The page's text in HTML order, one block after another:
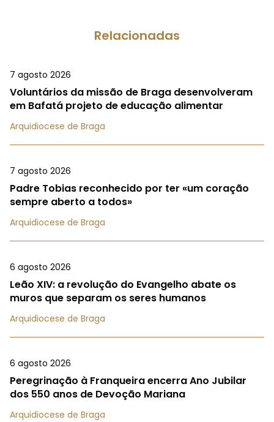
Relacionadas
7 agosto 2026
Voluntários da missão de Braga desenvolveram
em Bafatá projeto de educação alimentar
Arquidiocese de Braga
7 agosto 2026
Padre Tobias reconhecido por ter «um coração
sempre aberto a todos»
Arquidiocese de Braga
6 agosto 2026
Leão XIV: a revolução do Evangelho abate os
muros que separam os seres humanos
Arquidiocese de Braga
6 agosto 2026
Peregrinação à Franqueira encerra Ano Jubilar
dos 550 anos de Devoção Mariana
Arquidiocese de Braga